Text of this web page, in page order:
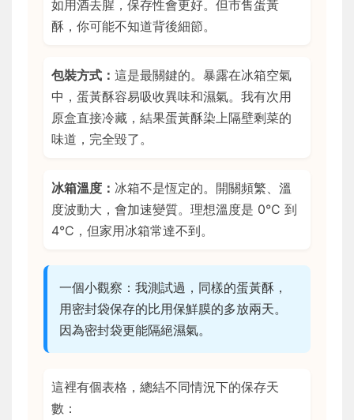
如用酒去腥，保存性會更好。但市售蛋黃
酥，你可能不知道背後細節。
包裝方式： 這是最關鍵的。暴露在冰箱空氣
中，蛋黃酥容易吸收異味和濕氣。我有次用
原盒直接冷藏，結果蛋黃酥染上隔壁剩菜的
味道，完全毀了。
冰箱溫度： 冰箱不是恆定的。開關頻繁、溫
度波動大，會加速變質。理想溫度是 0°C 到
4°C，但家用冰箱常達不到。
一個小觀察：我測試過，同樣的蛋黃酥，
用密封袋保存的比用保鮮膜的多放兩天。
因為密封袋更能隔絕濕氣。
這裡有個表格，總結不同情況下的保存天
數：